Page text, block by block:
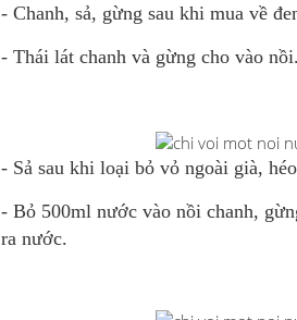
- Chanh, sả, gừng sau khi mua về
- Thái lát chanh và gừng cho vào nồi.
- Sả sau khi loại bỏ vỏ ngoài già,
- Bỏ 500ml nước vào nồi chanh,
ra nước.